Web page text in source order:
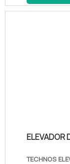
ELEVADOR
TECHNOS